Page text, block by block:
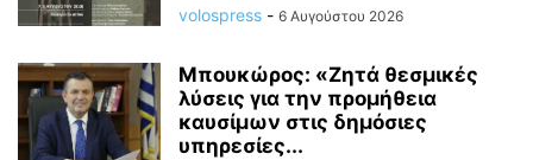
volospress - 6 Αυγούστου 2026
Μπουκώρος: «Ζητά θεσμικές
λύσεις για την προμήθεια
καυσίμων στις δημόσιες
υπηρεσίες...